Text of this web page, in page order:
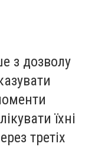
з дозволу
їхні
третіх